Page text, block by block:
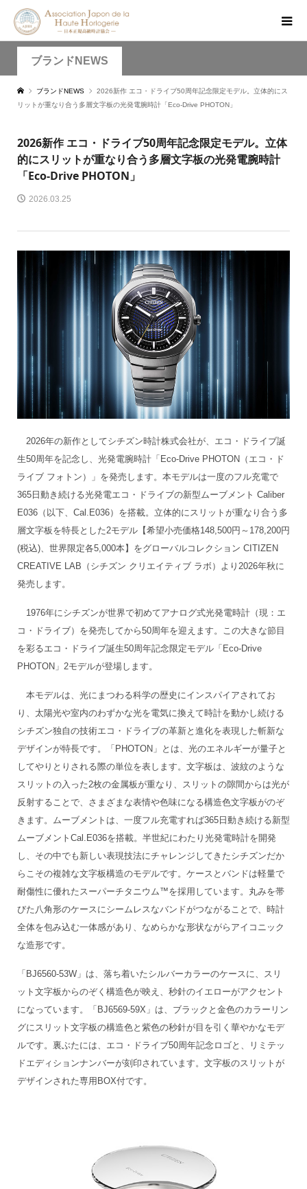
ブランドNEWS
ブランドNEWS
2026新作 エコ・ドライブ50周年記念限定モデル。立体的にス
リットが重なり合う多層文字板の光発電腕時計「Eco-Drive PHOTON」
2026新作 エコ・ドライブ50周年記念限定モデル。立体
的にスリットが重なり合う多層文字板の光発電腕時計
「Eco-Drive PHOTON」
2026.03.25
2026年の新作としてシチズン時計株式会社が、エコ・ドライブ誕
生50周年を記念し、光発電腕時計「Eco-Drive PHOTON（エコ・ド
ライブ フォトン）」を発売します。本モデルは一度のフル充電で
365日動き続ける光発電エコ・ドライブの新型ムーブメント Caliber
E036（以下、Cal.E036）を搭載。立体的にスリットが重なり合う多
層文字板を特長とした2モデル【希望小売価格148,500円～178,200円
(税込)、世界限定各5,000本】をグローバルコレクション CITIZEN
CREATIVE LAB（シチズン クリエイティブ ラボ）より2026年秋に
発売します。
1976年にシチズンが世界で初めてアナログ式光発電時計（現：エ
コ・ドライブ）を発売してから50周年を迎えます。この大きな節目
を彩るエコ・ドライブ誕生50周年記念限定モデル「Eco-Drive
PHOTON」2モデルが登場します。
本モデルは、光にまつわる科学の歴史にインスパイアされてお
り、太陽光や室内のわずかな光を電気に換えて時計を動かし続ける
シチズン独自の技術エコ・ドライブの革新と進化を表現した斬新な
デザインが特長です。「PHOTON」とは、光のエネルギーが量子と
してやりとりされる際の単位を表します。文字板は、波紋のような
スリットの入った2枚の金属板が重なり、スリットの隙間からは光が
反射することで、さまざまな表情や色味になる構造色文字板がのぞ
きます。ムーブメントは、一度フル充電すれば365日動き続ける新型
ムーブメントCal.E036を搭載。半世紀にわたり光発電時計を開発
し、その中でも新しい表現技法にチャレンジしてきたシチズンだか
らこその複雑な文字板構造のモデルです。ケースとバンドは軽量で
耐傷性に優れたスーパーチタニウム™を採用しています。丸みを帯
びた八角形のケースにシームレスなバンドがつながることで、時計
全体を包み込む一体感があり、なめらかな形状ながらアイコニック
な造形です。
「BJ6560-53W」は、落ち着いたシルバーカラーのケースに、スリ
ット文字板からのぞく構造色が映え、秒針のイエローがアクセント
になっています。「BJ6569-59X」は、ブラックと金色のカラーリン
グにスリット文字板の構造色と紫色の秒針が目を引く華やかなモデ
ルです。裏ぶたには、エコ・ドライブ50周年記念ロゴと、リミテッ
ドエディションナンバーが刻印されています。文字板のスリットが
デザインされた専用BOX付です。